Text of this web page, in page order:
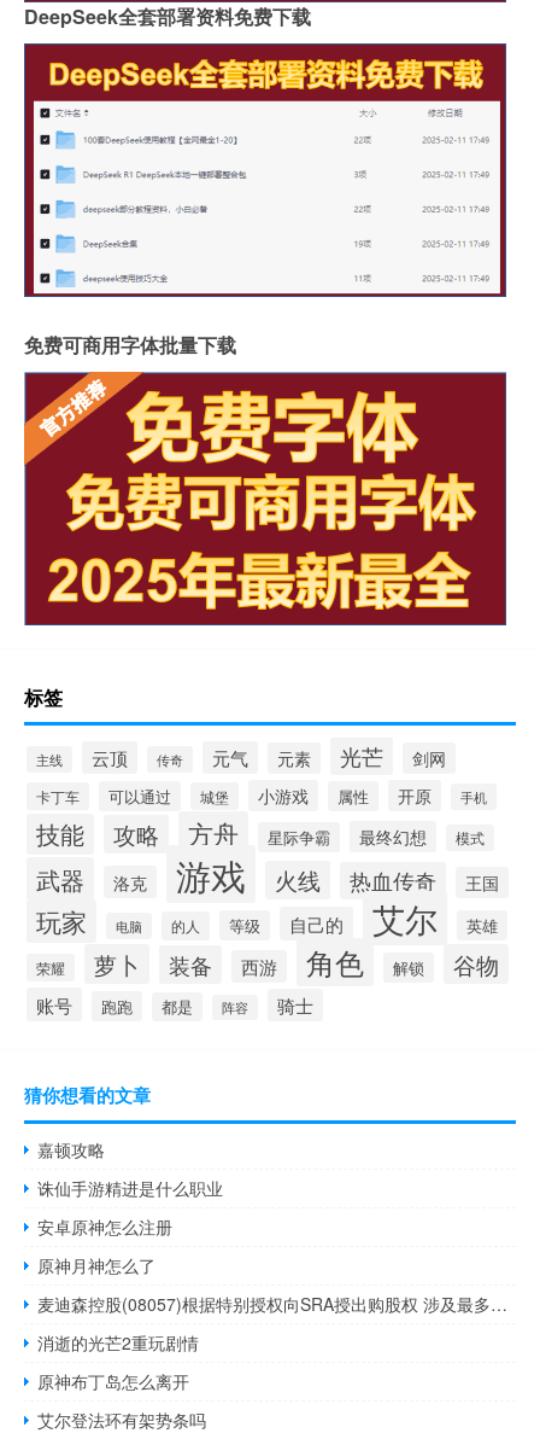
DeepSeek全套部署资料免费下载
免费可商用字体批量下载
标签
主线 云顶 传奇 元气 元素 光芒 剑网
卡丁车 可以通过 城堡 小游戏 属性 开原 手机
技能 攻略 方舟 星际争霸 最终幻想 模式
武器 洛克 游戏 火线 热血传奇 王国
玩家 电脑 的人 等级 自己的 艾尔 英雄
荣耀 萝卜 装备 西游 角色 解锁 谷物
账号 跑跑 都是 阵容 骑士
猜你想看的文章
嘉顿攻略
诛仙手游精进是什么职业
安卓原神怎么注册
原神月神怎么了
麦迪森控股(08057)根据特别授权向SRA授出购股权 涉及最多8592.23万股 到底什么情况嘞
消逝的光芒2重玩剧情
原神布丁岛怎么离开
艾尔登法环有架势条吗